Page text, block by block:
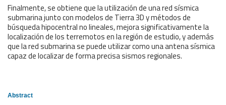
Finalmente, se obtiene que la utilización de una red sísmica
submarina junto con modelos de Tierra 3D y métodos de
búsqueda hipocentral no lineales, mejora significativamente la
localización de los terremotos en la región de estudio, y además
que la red submarina se puede utilizar como una antena sísmica
capaz de localizar de forma precisa sismos regionales.
Abstract